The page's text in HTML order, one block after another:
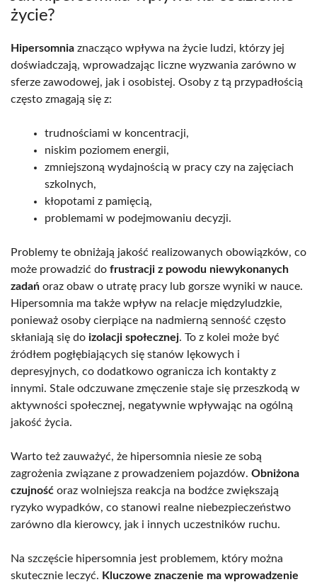
życie?
Hipersomnia znacząco wpływa na życie ludzi, którzy jej
doświadczają, wprowadzając liczne wyzwania zarówno w
sferze zawodowej, jak i osobistej. Osoby z tą przypadłością
często zmagają się z:
trudnościami w koncentracji,
niskim poziomem energii,
zmniejszoną wydajnością w pracy czy na zajęciach
szkolnych,
kłopotami z pamięcią,
problemami w podejmowaniu decyzji.
Problemy te obniżają jakość realizowanych obowiązków, co
może prowadzić do frustracji z powodu niewykonanych
zadań oraz obaw o utratę pracy lub gorsze wyniki w nauce.
Hipersomnia ma także wpływ na relacje międzyludzkie,
ponieważ osoby cierpiące na nadmierną senność często
skłaniają się do izolacji społecznej. To z kolei może być
źródłem pogłębiających się stanów lękowych i
depresyjnych, co dodatkowo ogranicza ich kontakty z
innymi. Stale odczuwane zmęczenie staje się przeszkodą w
aktywności społecznej, negatywnie wpływając na ogólną
jakość życia.
Warto też zauważyć, że hipersomnia niesie ze sobą
zagrożenia związane z prowadzeniem pojazdów. Obniżona
czujność oraz wolniejsza reakcja na bodźce zwiększają
ryzyko wypadków, co stanowi realne niebezpieczeństwo
zarówno dla kierowcy, jak i innych uczestników ruchu.
Na szczęście hipersomnia jest problemem, który można
skutecznie leczyć. Kluczowe znaczenie ma wprowadzenie